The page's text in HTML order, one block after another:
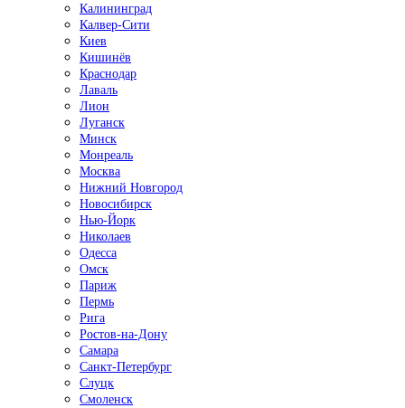
Калининград
Калвер-Сити
Киев
Кишинёв
Краснодар
Лаваль
Лион
Луганск
Минск
Монреаль
Москва
Нижний Новгород
Новосибирск
Нью-Йорк
Николаев
Одесса
Омск
Париж
Пермь
Рига
Ростов-на-Дону
Самара
Санкт-Петербург
Слуцк
Смоленск